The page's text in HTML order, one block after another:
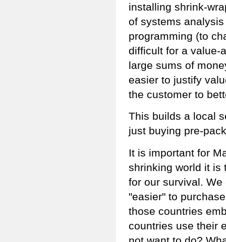
installing shrink-
of systems
programming (to
difficult for a value-
large sums of
easier to justify
the customer to
This builds a local
just buying pre-
It is important for
shrinking world it is
for our survival.
"easier" to
those countries
countries use their